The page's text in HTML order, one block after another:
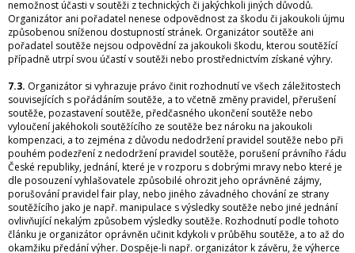
nemožnost účasti v soutěži z technických či jakýchkoli jiných důvodů.
Organizátor ani pořadatel nenese odpovědnost za škodu či jakoukoli újmu
způsobenou sníženou dostupností stránek. Organizátor soutěže ani
pořadatel soutěže nejsou odpovědní za jakoukoli škodu, kterou soutěžící
případně utrpí svou účastí v soutěži nebo prostřednictvím získané výhry.
7.3. Organizátor si vyhrazuje právo činit rozhodnutí ve všech záležitostech
souvisejících s pořádáním soutěže, a to včetně změny pravidel, přerušení
soutěže, pozastavení soutěže, předčasného ukončení soutěže nebo
vyloučení jakéhokoli soutěžícího ze soutěže bez nároku na jakoukoli
kompenzaci, a to zejména z důvodu nedodržení pravidel soutěže nebo při
pouhém podezření z nedodržení pravidel soutěže, porušení právního řádu
České republiky, jednání, které je v rozporu s dobrými mravy nebo které je
dle posouzení vyhlašovatele způsobilé ohrozit jeho oprávněné zájmy,
porušování pravidel fair play, nebo jiného závadného chování ze strany
soutěžícího jako je např. manipulace s výsledky soutěže nebo jiné jednání
ovlivňující nekalým způsobem výsledky soutěže. Rozhodnutí podle tohoto
článku je organizátor oprávněn učinit kdykoli v průběhu soutěže, a to až do
okamžiku předání výher. Dospěje-li např. organizátor k závěru, že výherce